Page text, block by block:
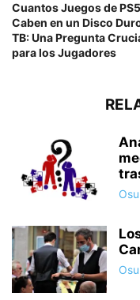
Cuantos Juegos de PS5
Caben en un Disco
TB: Una Pregunta
para los Jugadores